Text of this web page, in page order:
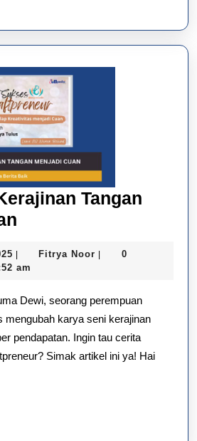
Tangan
Tangan
Cuan
December
9,
Fitrya Noor Fitrya0
am
Dewi, seorang perempuan
mengubah karya seni kerajinan
pendapatan. Ingin tau cerita
Simak artikel ini ya! Hai